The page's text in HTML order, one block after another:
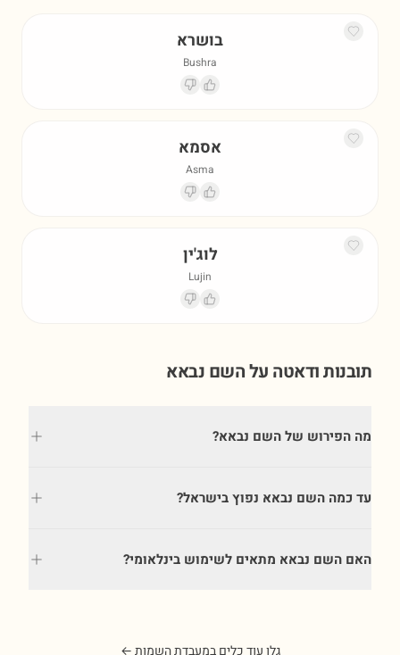
בושרא
Bushra
אסמא
Asma
לוג'ין
Lujin
תובנות ודאטה על השם נבאא
מה הפירוש של השם נבאא?
עד כמה השם נבאא נפוץ בישראל?
האם השם נבאא מתאים לשימוש בינלאומי?
גלו עוד כלים במעבדת השמות ←